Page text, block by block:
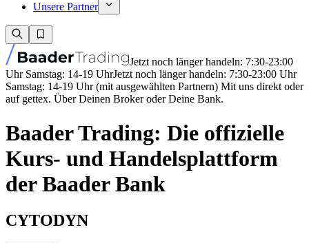
Unsere Partner
Jetzt noch länger handeln: 7:30-23:00
Uhr Samstag: 14-19 UhrJetzt noch länger handeln: 7:30-23:00 Uhr
Samstag: 14-19 Uhr (mit ausgewählten Partnern) Mit uns direkt oder
auf gettex. Über Deinen Broker oder Deine Bank.
Baader Trading: Die offizielle
Kurs- und Handelsplattform
der Baader Bank
CYTODYN